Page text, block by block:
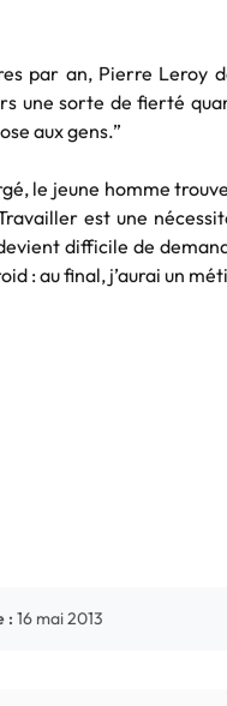
par an, Pierre Leroy
une sorte de fierté
aux gens.”
le jeune homme
est une
difficile de
: au final, j’aurai un
: 16 mai 2013